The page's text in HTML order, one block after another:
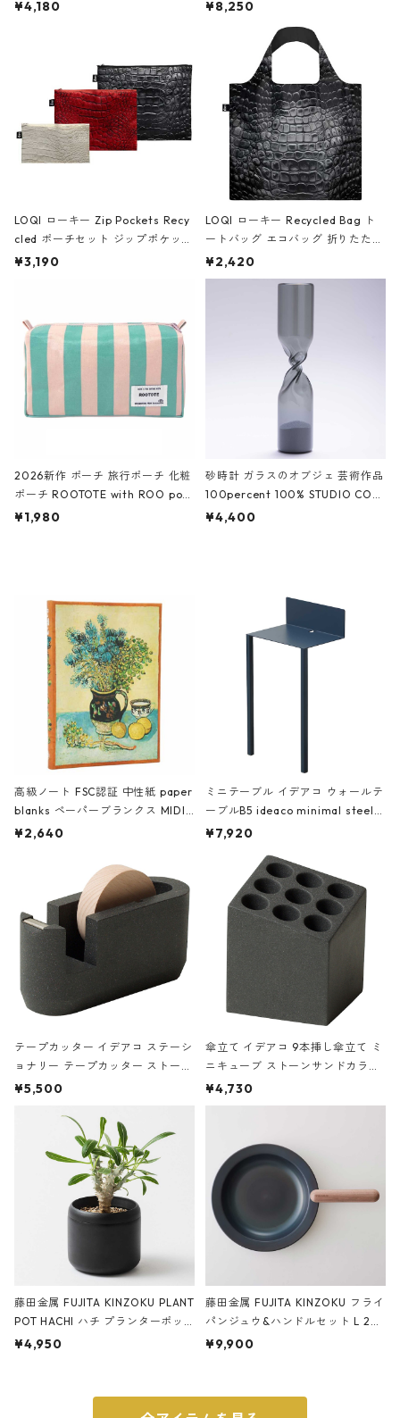
¥4,180
Black ジャン=ミッシェル・バスキ
ア/クラウン ブラック
¥8,250
LOQI ローキー Zip Pockets Recy
cled ポーチセット ジップポケット
ファスナーポーチ 撥水加工 トラベ
ーガンディー、オフホワイト
¥3,190
LOQI ローキー Recycled Bag ト
ートバッグ エコバッグ 折りたたみ
大きめ 撥水加工 収納ポーチ CRO
CODILE/Black クロコダイル/ブラ
¥2,420
2026新作 ポーチ 旅行ポーチ 化粧
ポーチ ROOTOTE with ROO pou
ch 3532 ルートート WR.ポーチ.ラ
¥1,980
砂時計 ガラスのオブジェ 芸術作品
100percent 100% STUDIO COH
AKU Timeless 100パーセント ス
¥4,400
高級ノート FSC認証 中性紙 paper
blanks ペーパーブランクス MIDI
ハードカバー 罫線 ヴァン・ゴッホ
¥2,640
ミニテーブル イデアコ ウォールテ
ーブルB5 ideaco minimal steel f
urniture WALL Table B5 ネイビー
¥7,920
テープカッター イデアコ ステーシ
ョナリー テープカッター ストーン
サンドカラー 石調 ideaco Station
¥5,500
傘立て イデアコ 9本挿し傘立て ミ
ニキューブ ストーンサンドカラー
石調 ideaco Umbrella Stand CUB
E ストーンサンドブラック
¥4,730
藤田金属 FUJITA KINZOKU PLANT
POT HACHI ハチ プランターポッ
ト 3号 ブラック
¥4,950
藤田金属 FUJITA KINZOKU フライ
パンジュウ&ハンドルセット L 24c
m ガス火・IH対応 鉄フライパン
¥9,900